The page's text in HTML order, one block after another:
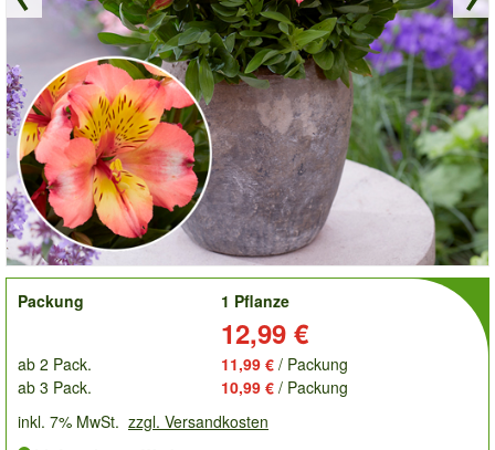
order
Packung
1 Pflanze
12,99 €
ab 2 Pack. 11,99 € / Packung
ab 3 Pack.
10,99 € / Packung
inkl. 7% MwSt. zzgl. Versandkosten